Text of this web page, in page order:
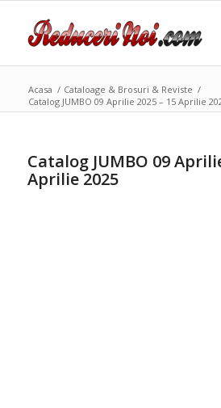
Acasa / Cataloage & Brosuri & Reviste /
Catalog JUMBO 09 Aprilie 2025 – 15 Aprilie
Catalog JUMBO 09
Aprilie 2025